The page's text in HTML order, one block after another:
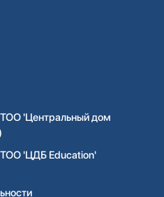
ТОО 'Центральный дом
ТОО 'ЦДБ Education'